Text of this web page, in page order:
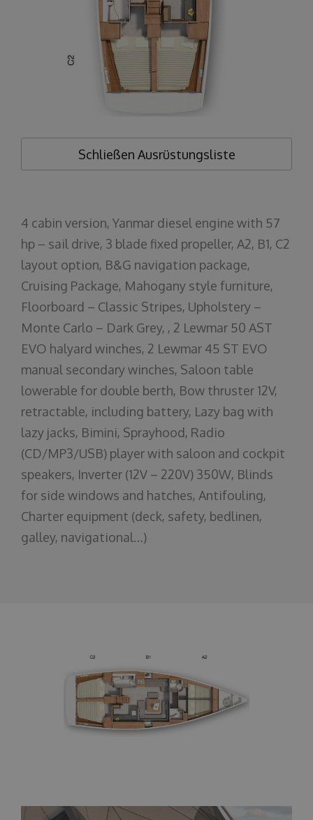
Schließen Ausrüstungsliste
4 cabin version, Yanmar diesel engine with 57
hp – sail drive, 3 blade fixed propeller, A2, B1, C2
layout option, B&G navigation package,
Cruising Package, Mahogany style furniture,
Floorboard – Classic Stripes, Upholstery –
Monte Carlo – Dark Grey, , 2 Lewmar 50 AST
EVO halyard winches, 2 Lewmar 45 ST EVO
manual secondary winches, Saloon table
lowerable for double berth, Bow thruster 12V,
retractable, including battery, Lazy bag with
lazy jacks, Bimini, Sprayhood, Radio
(CD/MP3/USB) player with saloon and cockpit
speakers, Inverter (12V – 220V) 350W, Blinds
for side windows and hatches, Antifouling,
Charter equipment (deck, safety, bedlinen,
galley, navigational…)